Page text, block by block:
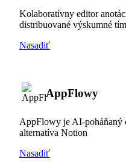
Kolaboratívny editor
distribuované výskumné
Nasadiť
AppFlowy
AppFlowy je AI-poháňaný
alternatíva Notion
Nasadiť